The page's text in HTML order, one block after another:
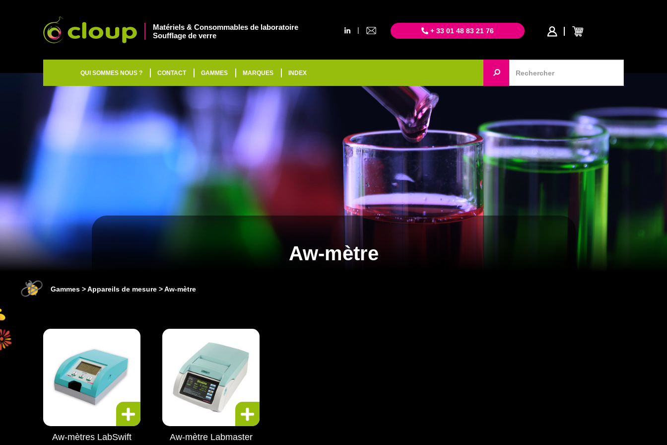
Matériels & Consommables de laboratoire
Soufflage de verre
| + 33 01 48 83 21 76
QUI SOMMES NOUS ? CONTACT GAMMES MARQUES INDEX
Aw-mètre
Gammes Appareils de mesure Aw-mètre
Aw-mètres LabSwift
Aw-mètre Labmaster